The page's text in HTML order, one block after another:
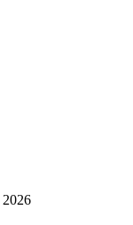
2026